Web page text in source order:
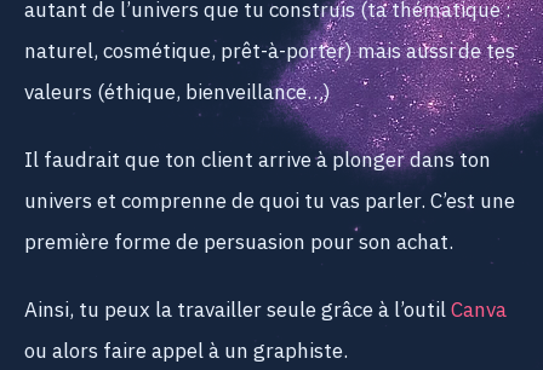
autant de l’univers que tu construis (ta thématique :
naturel, cosmétique, prêt-à-porter) mais aussi de tes
valeurs (éthique, bienveillance…)
Il faudrait que ton client arrive à plonger dans ton
univers et comprenne de quoi tu vas parler. C’est une
première forme de persuasion pour son achat.
Ainsi, tu peux la travailler seule grâce à l’outilCanva
ou alors faire appel à un graphiste.